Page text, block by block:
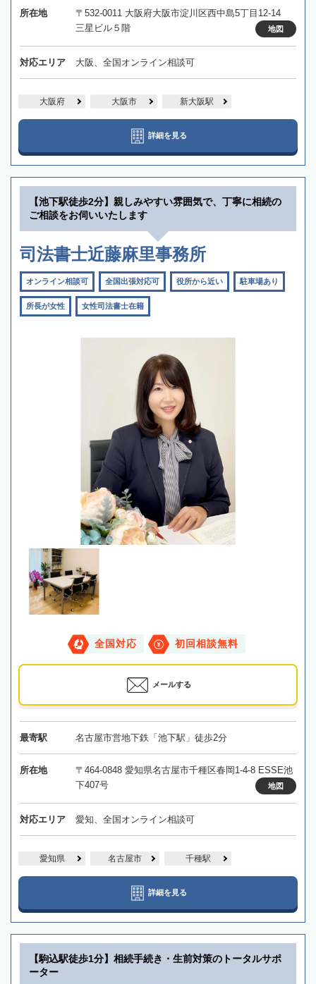
所在地
〒532-0011 大阪府大阪市淀川区西中島5丁目12-14
三星ビル５階
地図
対応エリア 大阪、全国オンライン相談可
大阪府 大阪市 新大阪駅
詳細を見る
【池下駅徒歩2分】親しみやすい雰囲気で、丁寧に相続の
ご相談をお伺いいたします
司法書士近藤麻里事務所
オンライン相談可 全国出張対応可 役所から近い 駐車場あり
所長が女性 女性司法書士在籍
全国対応 初回相談無料
メールする
最寄駅 名古屋市営地下鉄「池下駅」徒歩2分
所在地
〒464-0848 愛知県名古屋市千種区春岡1-4-8 ESSE池
下407号
地図
対応エリア 愛知、全国オンライン相談可
愛知県 名古屋市 千種駅
詳細を見る
【駒込駅徒歩1分】相続手続き・生前対策のトータルサポ
ーター